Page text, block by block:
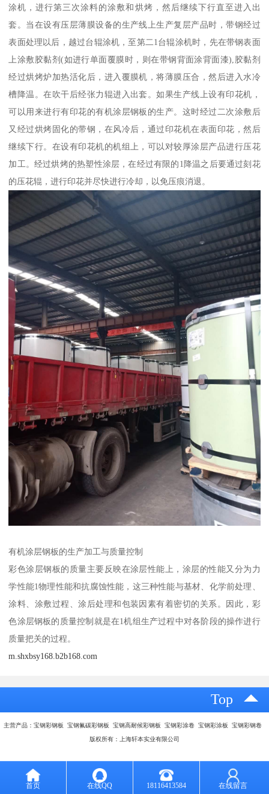
涂机，进行第三次涂料的涂敷和烘烤，然后继续下行直至进入出
套。当在设有压层薄膜设备的生产线上生产复层产品时，带钢经过
表面处理以后，越过台辊涂机，至第二1台辊涂机时，先在带钢表面
上涂敷胶黏剂(如进行单面覆膜时，则在带钢背面涂背面漆),胶黏剂
经过烘烤炉加热活化后，进入覆膜机，将薄膜压合，然后进入水冷
槽降温。在吹干后经张力辊进入出套。如果生产线上设有印花机，
可以用来进行有印花的有机涂层钢板的生产。这时经过二次涂敷后
又经过烘烤固化的带钢，在风冷后，通过印花机在表面印花，然后
继续下行。在设有印花机的机组上，可以对较厚涂层产品进行压花
加工。经过烘烤的热塑性涂层，在经过有限的1降温之后要通过刻花
的压花辊，进行印花并尽快进行冷却，以免压痕消退。
有机涂层钢板的生产加工与质量控制
彩色涂层钢板的质量主要反映在涂层性能上，涂层的性能又分为力
学性能1物理性能和抗腐蚀性能，这三种性能与基材、化学前处理、
涂料、涂敷过程、涂后处理和包装因素有着密切的关系。因此，彩
色涂层钢板的质量控制就是在1机组生产过程中对各阶段的操作进行
质量把关的过程。
m.shxbsy168.b2b168.com
Top
主营产品：宝钢彩钢板 宝钢氟碳彩钢板 宝钢高耐候彩钢板 宝钢彩涂卷 宝钢彩涂板 宝钢彩钢卷
版权所有：上海轩本实业有限公司
首页 在线QQ 18116413584 在线留言